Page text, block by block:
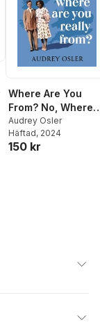
Where Are You
From? No, Where
are You Really
From?
Audrey Osler
Häftad, 2024
150 kr